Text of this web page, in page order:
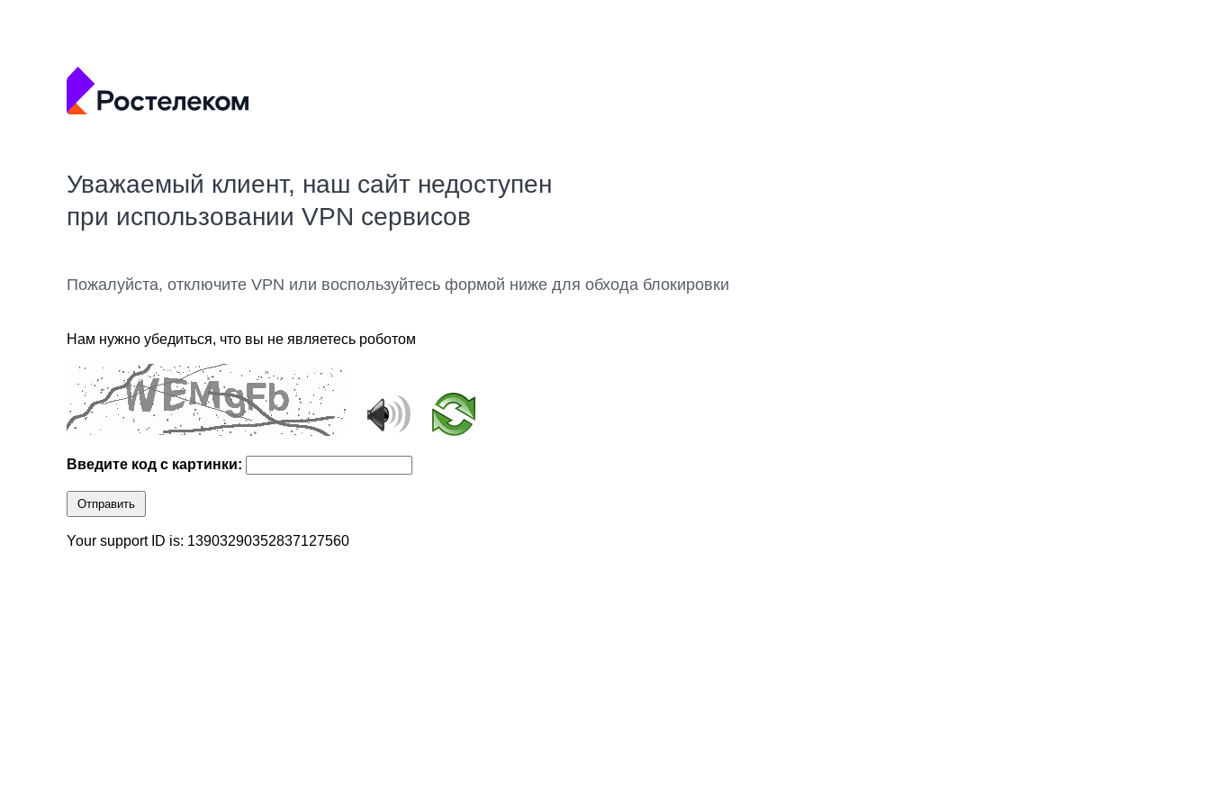
Уважаемый клиент, наш сайт недоступен
при использовании VPN сервисов
Пожалуйста, отключите VPN или воспользуйтесь формой ниже для обхода блокировки
Нам нужно убедиться, что вы не являетесь роботом
Введите код с картинки:
Отправить
Your support ID is: 13903290352837127560